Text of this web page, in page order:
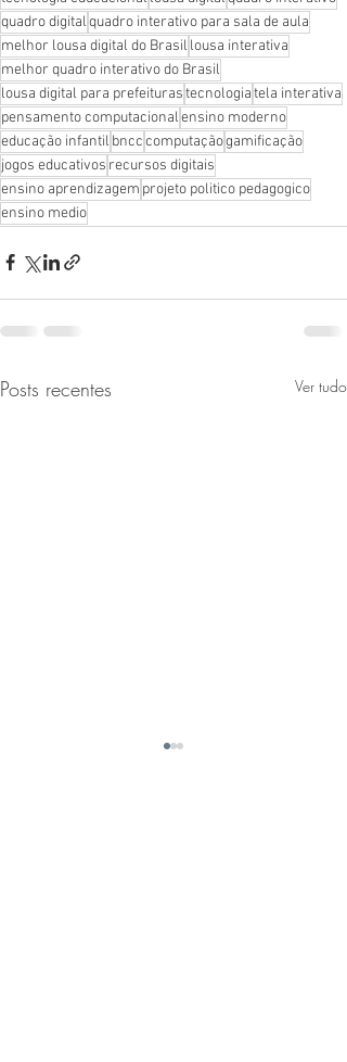
quadro digitalquadro interativo para sala de aula
melhor lousa digital do Brasil lousa interativa
melhor quadro interativo do Brasil
lousa digital para prefeiturastecnologiatela interativa
pensamento computacionalensino moderno
educação infantil bncccomputaçãogamificação
jogos educativos recursos digitais
ensino aprendizagem projeto politico pedagogico
ensino medio
Posts recentes Ver tudo